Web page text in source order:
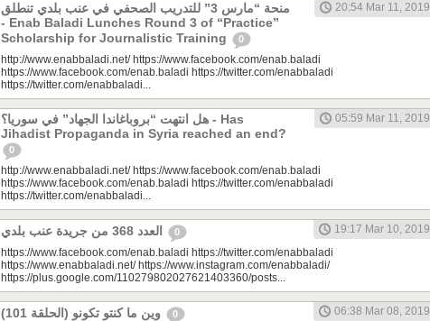
منحة “مارس 3” للتدريب الصحفي في عنب بلدي تنطلق
- Enab Baladi Lunches Round 3 of “Practice”
Scholarship for Journalistic Training
0
20:54 Mar 11, 2019
http://www.enabbaladi.net/ https://www.facebook.com/enab.baladi
https://www.facebook.com/enab.baladi https://twitter.com/enabbaladi
https://twitter.com/enabbaladi...
هل انتهت “بروباغاندا الجهاد” في سوريا؟ - Has
Jihadist Propaganda in Syria reached an end?
0
05:59 Mar 11, 2019
http://www.enabbaladi.net/ https://www.facebook.com/enab.baladi
https://www.facebook.com/enab.baladi https://twitter.com/enabbaladi
https://twitter.com/enabbaladi...
0
19:17 Mar 10, 2019
https://www.facebook.com/enab.baladi https://twitter.com/enabbaladi
https://www.enabbaladi.net/ https://www.instagram.com/enabbaladi/
https://plus.google.com/110279802027621403360/posts...
0
06:38 Mar 08, 2019